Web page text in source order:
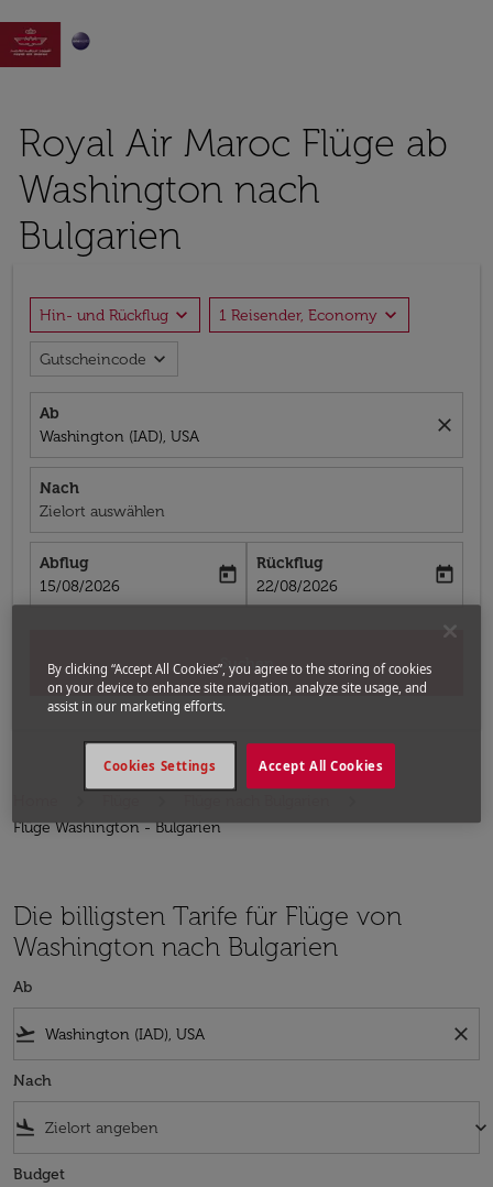

Royal Air Maroc Flüge ab
Washington nach
Bulgarien
Hin- und Rückflug expand_more 1 Reisender, Economy expand_more
Gutscheincode expand_more
Ab
Washington (IAD), USA
close
Nach
Zielort auswählen
Abflug
fc-booking-departure-date-aria-label
15/08/2026
today
Rückflug
fc-booking-return-date-aria-label
22/08/2026
today
Suchen
Flüge Washington - Bulgarien
Die billigsten Tarife für Flüge von
Washington nach Bulgarien
Ab
flight_takeoff close
Nach
flight_land keyboard_arrow_down
Budget
By clicking “Accept All Cookies”, you agree to the storing of cookies
on your device to enhance site navigation, analyze site usage, and
assist in our marketing efforts.
Accept All Cookies
Cookies Settings